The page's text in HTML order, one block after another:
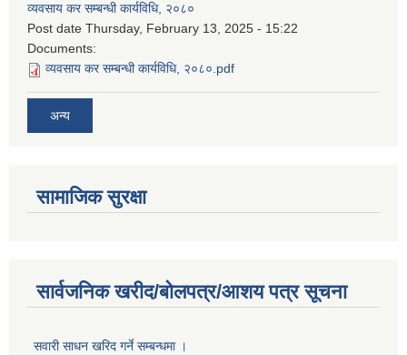
व्यवसाय कर सम्बन्धी कार्यविधि, २०८०
Post date Thursday, February 13, 2025 - 15:22
Documents:
व्यवसाय कर सम्बन्धी कार्यविधि, २०८०.pdf
अन्य
सामाजिक सुरक्षा
सार्वजनिक खरीद/बोलपत्र/आशय पत्र सूचना
सवारी साधन खरिद गर्ने सम्बन्धमा ।